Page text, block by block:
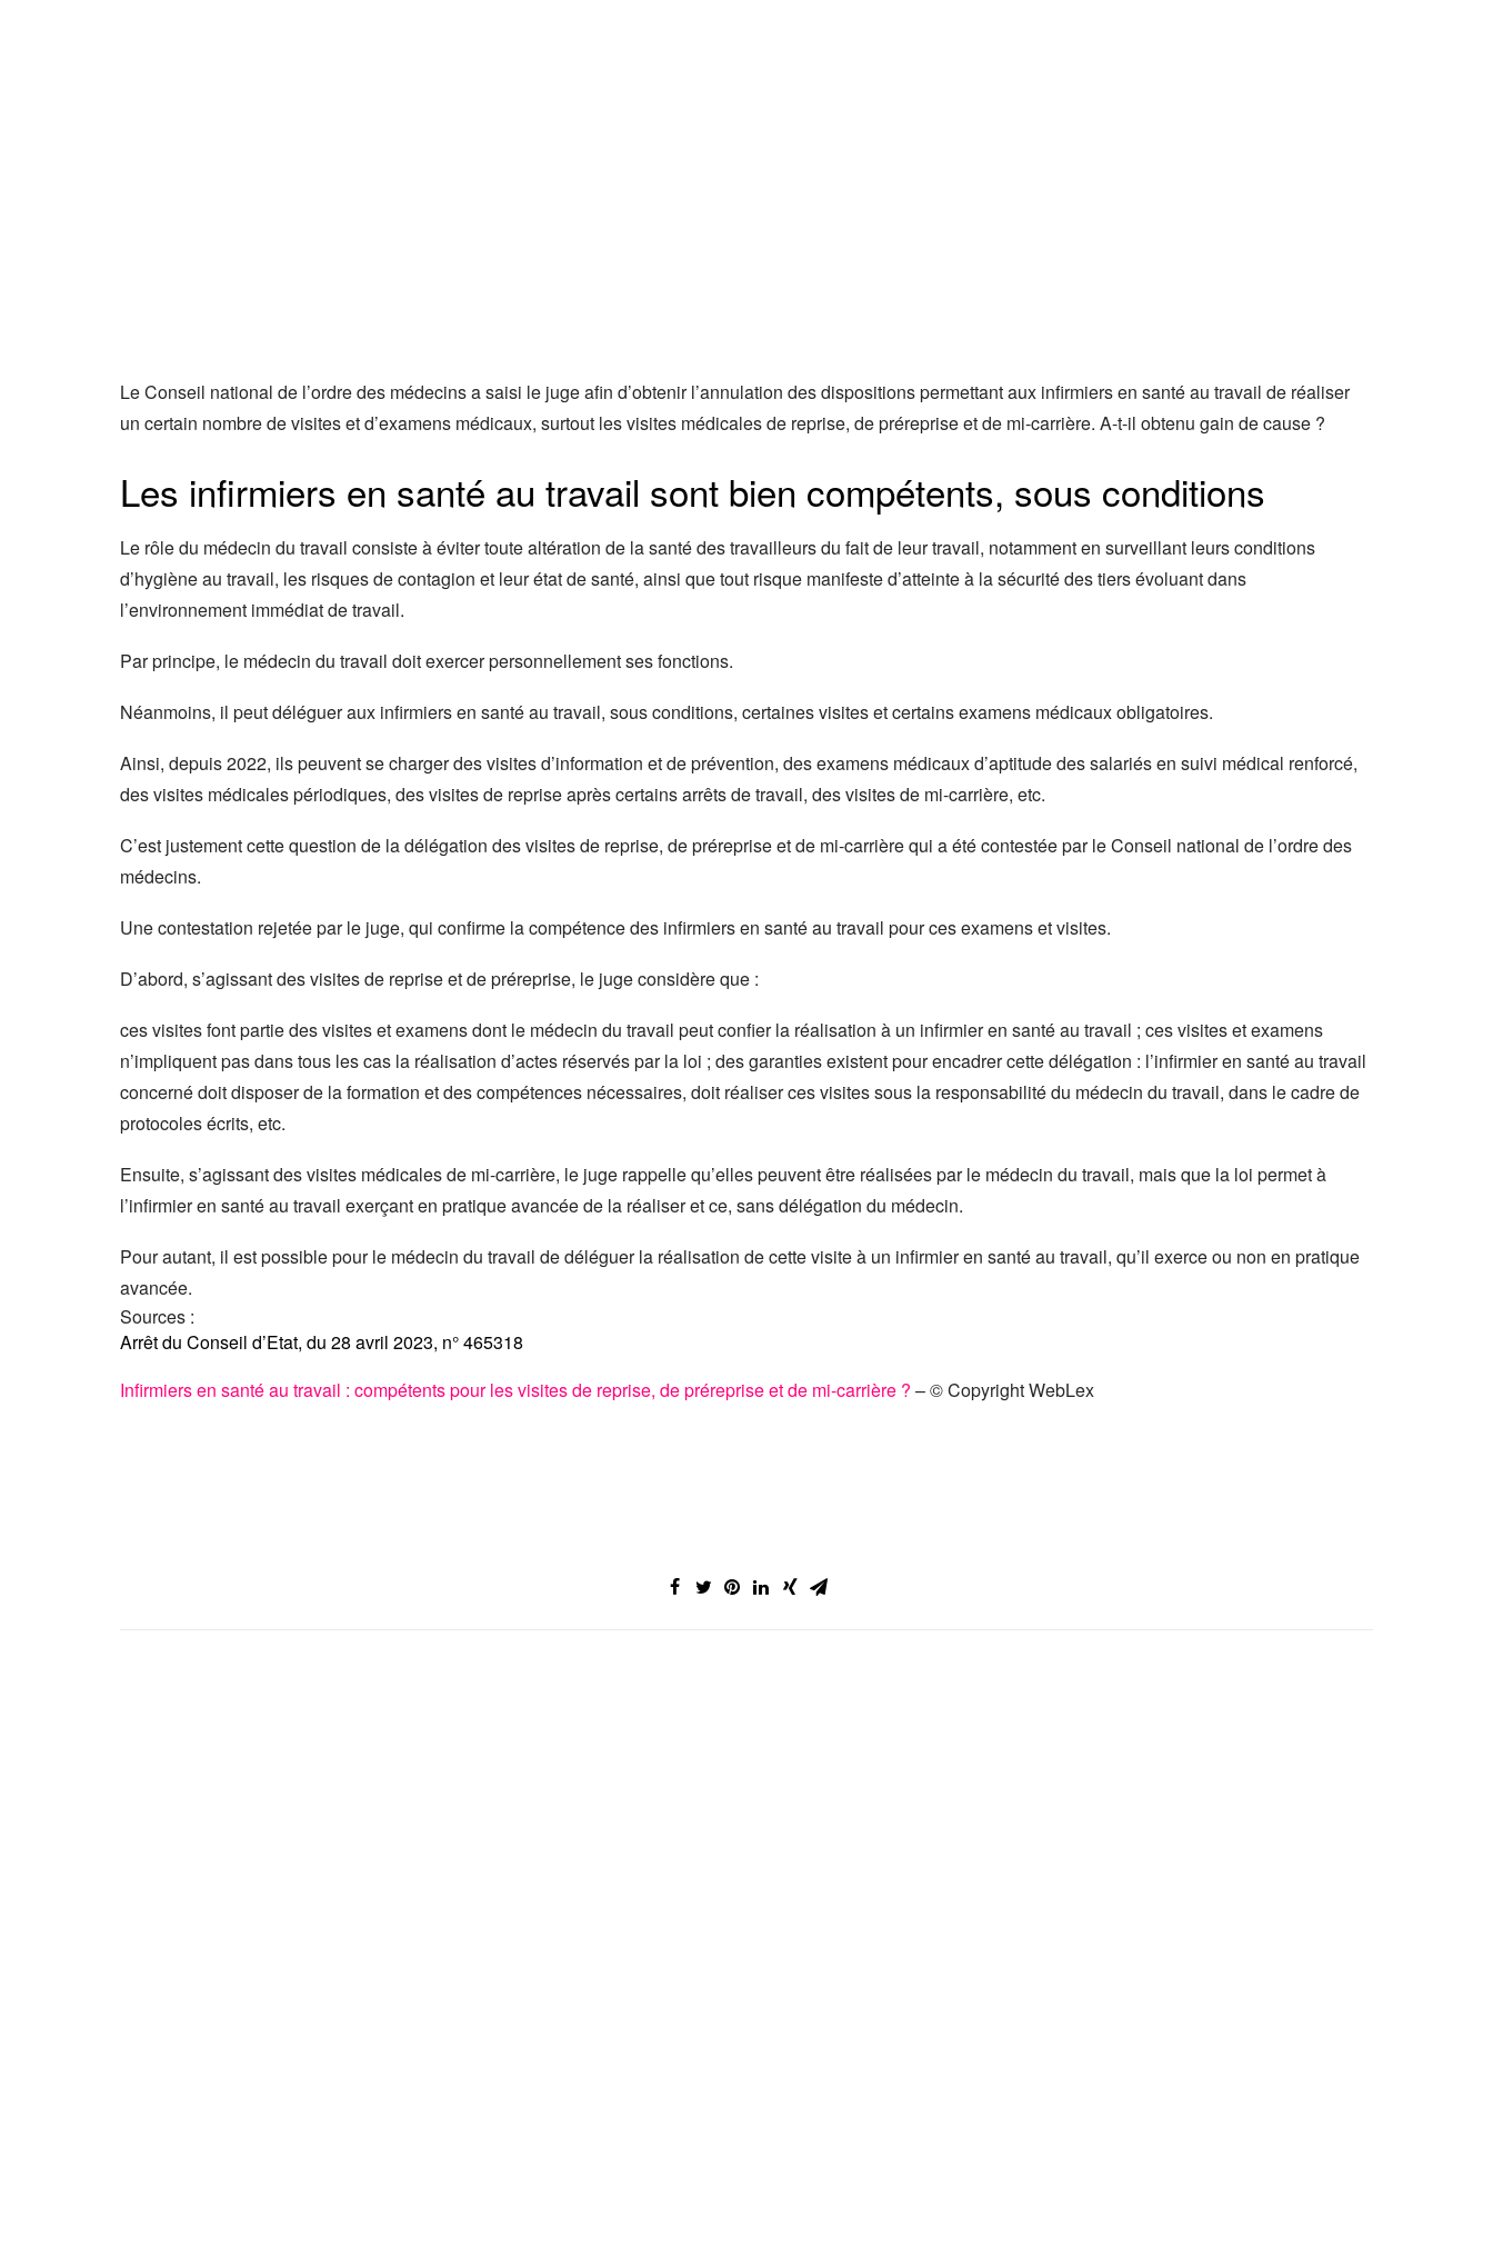
Le Conseil national de l’ordre des médecins a saisi le juge afin d’obtenir l’annulation des dispositions permettant aux infirmiers en santé au travail de réaliser
un certain nombre de visites et d’examens médicaux, surtout les visites médicales de reprise, de préreprise et de mi-carrière. A-t-il obtenu gain de cause ?
Les infirmiers en santé au travail sont bien compétents, sous conditions
Le rôle du médecin du travail consiste à éviter toute altération de la santé des travailleurs du fait de leur travail, notamment en surveillant leurs conditions
d’hygiène au travail, les risques de contagion et leur état de santé, ainsi que tout risque manifeste d’atteinte à la sécurité des tiers évoluant dans
l’environnement immédiat de travail.
Par principe, le médecin du travail doit exercer personnellement ses fonctions.
Néanmoins, il peut déléguer aux infirmiers en santé au travail, sous conditions, certaines visites et certains examens médicaux obligatoires.
Ainsi, depuis 2022, ils peuvent se charger des visites d’information et de prévention, des examens médicaux d’aptitude des salariés en suivi médical renforcé,
des visites médicales périodiques, des visites de reprise après certains arrêts de travail, des visites de mi-carrière, etc.
C’est justement cette question de la délégation des visites de reprise, de préreprise et de mi-carrière qui a été contestée par le Conseil national de l’ordre des
médecins.
Une contestation rejetée par le juge, qui confirme la compétence des infirmiers en santé au travail pour ces examens et visites.
D’abord, s’agissant des visites de reprise et de préreprise, le juge considère que :
ces visites font partie des visites et examens dont le médecin du travail peut confier la réalisation à un infirmier en santé au travail ; ces visites et examens
n’impliquent pas dans tous les cas la réalisation d’actes réservés par la loi ; des garanties existent pour encadrer cette délégation : l’infirmier en santé au travail
concerné doit disposer de la formation et des compétences nécessaires, doit réaliser ces visites sous la responsabilité du médecin du travail, dans le cadre de
protocoles écrits, etc.
Ensuite, s’agissant des visites médicales de mi-carrière, le juge rappelle qu’elles peuvent être réalisées par le médecin du travail, mais que la loi permet à
l’infirmier en santé au travail exerçant en pratique avancée de la réaliser et ce, sans délégation du médecin.
Pour autant, il est possible pour le médecin du travail de déléguer la réalisation de cette visite à un infirmier en santé au travail, qu’il exerce ou non en pratique
avancée.
Sources :
Arrêt du Conseil d’Etat, du 28 avril 2023, n° 465318
Infirmiers en santé au travail : compétents pour les visites de reprise, de préreprise et de mi-carrière ? – © Copyright WebLex